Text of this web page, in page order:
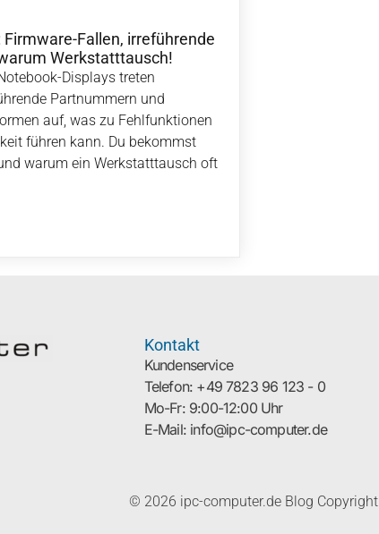
Fallen, irreführende
Werkstatttausch!
Displays treten
Partnummern und
auf, was zu Fehlfunktionen
führen kann. Du bekommst
warum ein Werkstatttausch oft
Kontakt
Kundenservice
Telefon: +49 7823 96 123 - 0
Mo-Fr: 9:00-12:00 Uhr
E-Mail: info@ipc-computer.de
© 2026 ipc-computer.de Blog Copyright